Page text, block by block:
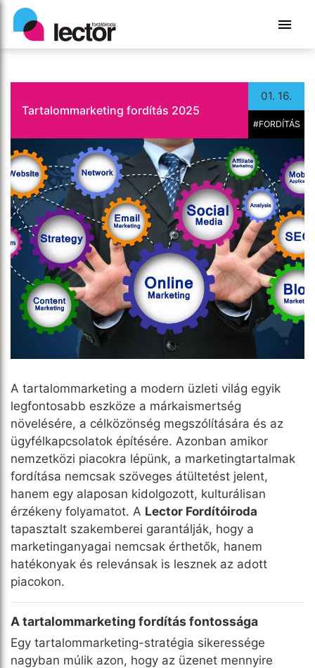
Tartalommarketing fordítás 2025
01. 16.
#FORDÍTÁS
A tartalommarketing a modern üzleti világ egyik
legfontosabb eszköze a márkaismertség
növelésére, a célközönség megszólítására és az
ügyfélkapcsolatok építésére. Azonban amikor
nemzetközi piacokra lépünk, a marketingtartalmak
fordítása nemcsak szöveges átültetést jelent,
hanem egy alaposan kidolgozott, kulturálisan
érzékeny folyamatot. A Lector Fordítóiroda
tapasztalt szakemberei garantálják, hogy a
marketinganyagai nemcsak érthetők, hanem
hatékonyak és relevánsak is lesznek az adott
piacokon.
A tartalommarketing fordítás fontossága
Egy tartalommarketing-stratégia sikeressége
nagyban múlik azon, hogy az üzenet mennyire